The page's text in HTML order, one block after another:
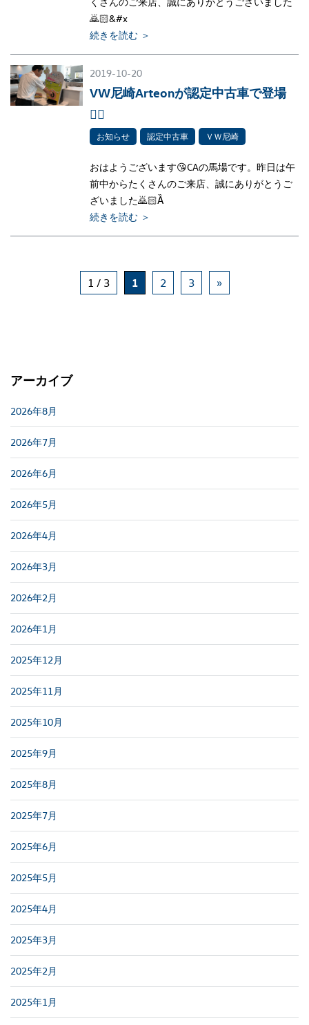
🙇🏻‍&#x
続きを読む ＞
2019-10-20
VW尼崎Arteonが認定中古車で登場
✌🏻
お知らせ 認定中古車 ＶＷ尼崎
おはようございます😘CAの馬場です。昨日は午
前中からたくさんのご来店、誠にありがとうご
ざいました🙇🏻Ȁ
続きを読む ＞
1 / 3 1 2 3 »
アーカイブ
2026年8月
2026年7月
2026年6月
2026年5月
2026年4月
2026年3月
2026年2月
2026年1月
2025年12月
2025年11月
2025年10月
2025年9月
2025年8月
2025年7月
2025年6月
2025年5月
2025年4月
2025年3月
2025年2月
2025年1月